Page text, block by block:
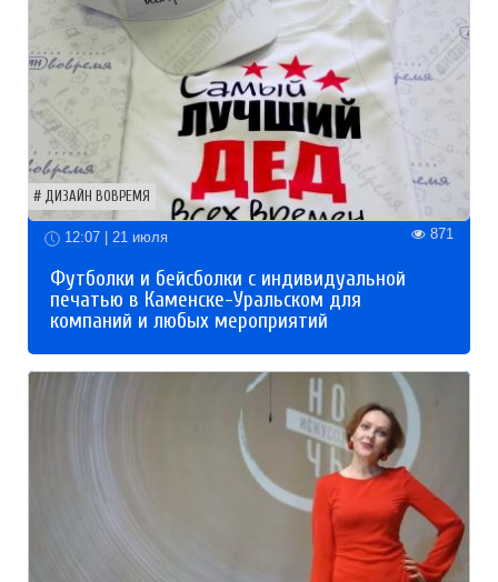
ДИЗАЙН ВОВРЕМЯ
12:07 | 21 июля 871
Футболки и бейсболки с индивидуальной
печатью в Каменске-Уральском для
компаний и любых мероприятий